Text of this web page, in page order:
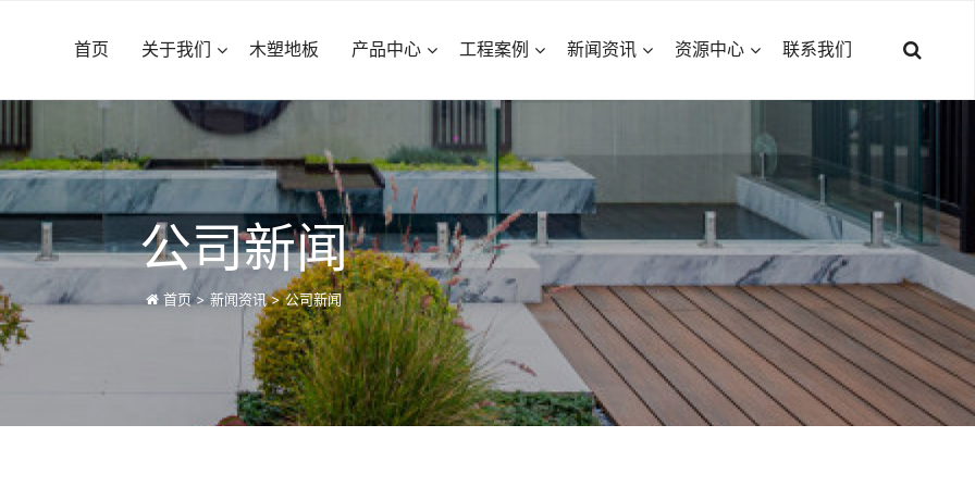
首页 关于我们 木塑地板 产品中心 工程案例 新闻资讯 资源中心 联系我们
公司新闻
首页 > 新闻资讯 >公司新闻